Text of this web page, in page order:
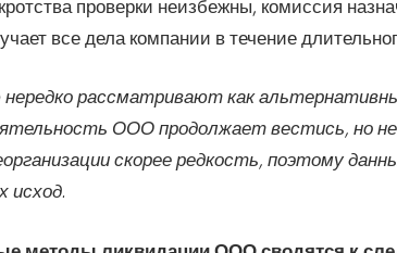
проверки неизбежны, комиссия
все дела компании в течение
рассматривают как
ООО продолжает вестись, но
скорее редкость, поэтому
исход.